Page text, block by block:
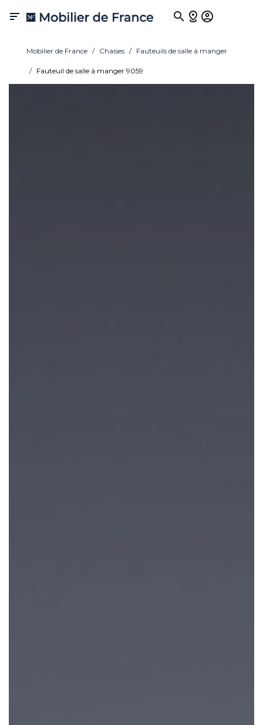

Mobilier de France Chaises Fauteuils de salle à manger
Fauteuil de salle à manger 9059